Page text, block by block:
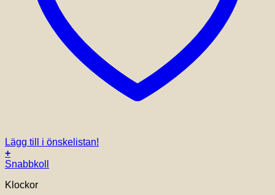
Lägg till i önskelistan!
+
Den
produkten
Snabbkoll
Klockor